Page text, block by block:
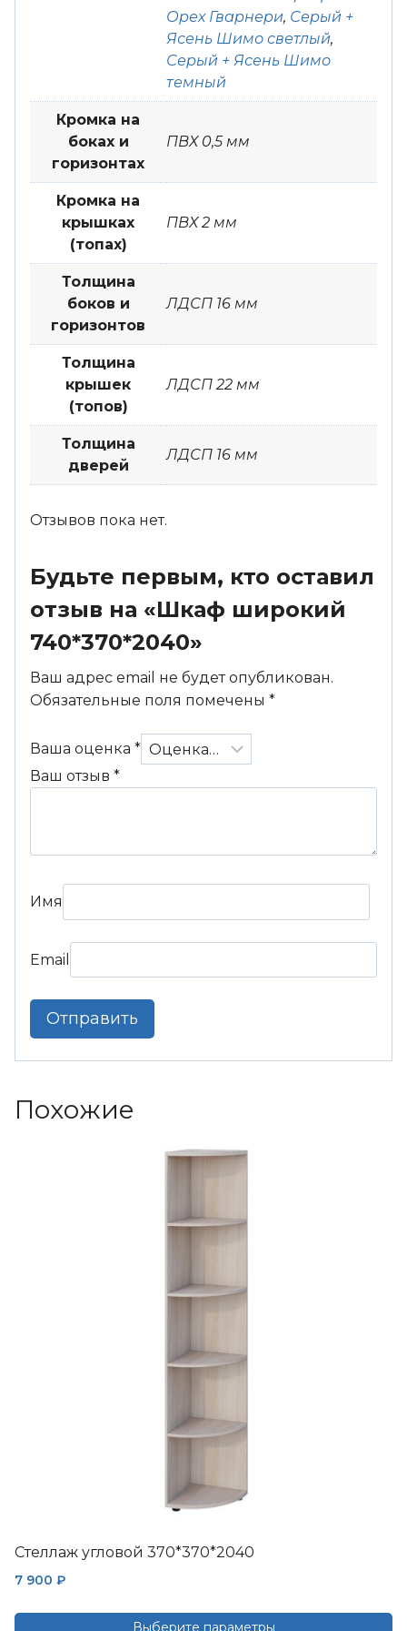
Орех Гварнери, Серый +
Ясень Шимо светлый,
Серый + Ясень Шимо
темный
Кромка на
боках и
горизонтах
ПВХ 0,5 мм
Кромка на
крышках
(топах)
ПВХ 2 мм
Толщина
боков и
горизонтов
ЛДСП 16 мм
Толщина
крышек
(топов)
ЛДСП 22 мм
Толщина
дверей
ЛДСП 16 мм
Отзывов пока нет.
Будьте первым, кто оставил
отзыв на «Шкаф широкий
740*370*2040»
Ваш адрес email не будет опубликован.
Обязательные поля помечены *
Ваша оценка *
Ваш отзыв *
Имя
Email
Похожие
Стеллаж угловой 370*370*2040
7 900 ₽
Выберите параметры